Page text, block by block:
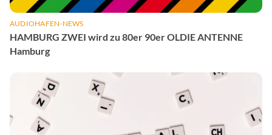
AUDIOHAFEN-NEWS
HAMBURG ZWEI wird zu 80er 90er OLDIE ANTENNE
Hamburg